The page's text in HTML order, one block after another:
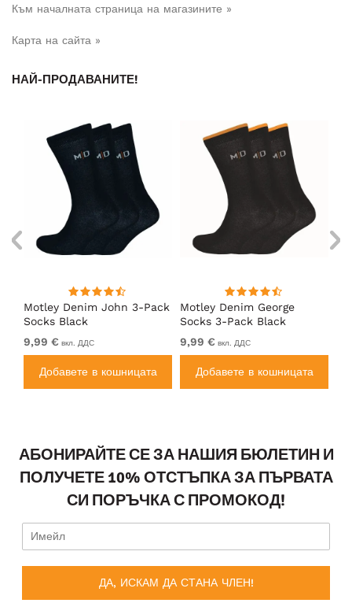
Към началната страница на магазините »
Карта на сайта »
НАЙ-ПРОДАВАНИТЕ!
Motley Denim John 3-Pack
Socks Black
9,99 € вкл. ДДС
Добавете в кошницата
Motley Denim George
Socks 3-Pack Black
9,99 € вкл. ДДС
Добавете в кошницата
АБОНИРАЙТЕ СЕ ЗА НАШИЯ БЮЛЕТИН И
ПОЛУЧЕТЕ 10% ОТСТЪПКА ЗА ПЪРВАТА
СИ ПОРЪЧКА С ПРОМОКОД!
ДА, ИСКАМ ДА СТАНА ЧЛЕН!